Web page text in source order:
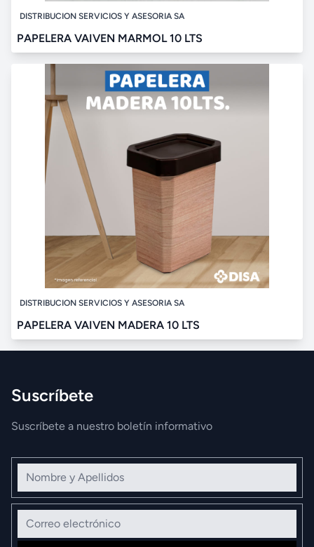
DISTRIBUCION SERVICIOS Y ASESORIA SA
PAPELERA VAIVEN MARMOL 10 LTS
DISTRIBUCION SERVICIOS Y ASESORIA SA
PAPELERA VAIVEN MADERA 10 LTS
Suscríbete
Suscríbete a nuestro boletín informativo
Nombre y Apellidos
Correo electrónico